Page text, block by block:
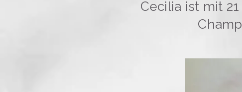
Cecilia ist mit